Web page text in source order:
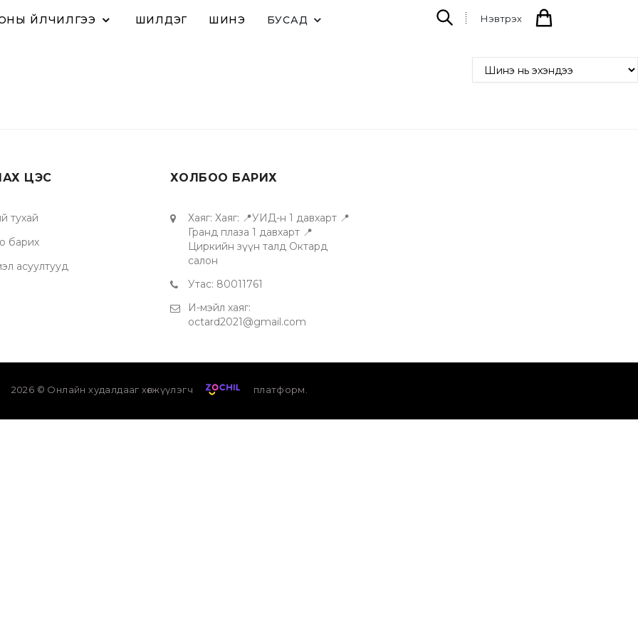
ҮЙЛЧИЛГЭЭ ШИЛДЭГ ШИНЭ БУСАД Нэвтрэх
ЦЭС
тухай
барих
асуултууд
ХОЛБОО БАРИХ
Хаяг: Хаяг: 📍УИД-н 1 давхарт 📍
Гранд плаза 1 давхарт 📍
Циркийн зүүн талд Октард
салон
Утас: 80011761
И-мэйл хаяг:
octard2021@gmail.com
2026 © Онлайн худалдааг хөгжүүлэгч платформ.